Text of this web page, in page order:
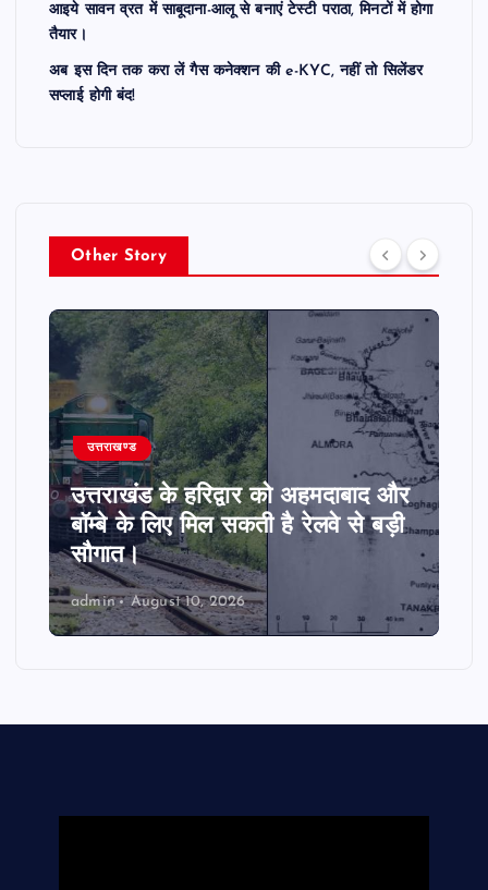
आइये सावन व्रत में साबूदाना-आलू से बनाएं टेस्टी पराठा, मिनटों में होगा
तैयार।
अब इस दिन तक करा लें गैस कनेक्शन की e-KYC, नहीं तो सिलेंडर
सप्लाई होगी बंद!
Other Story
उत्तराखण्ड
उत्तराखंड के हरिद्वार को अहमदाबाद और
बॉम्बे के लिए मिल सकती है रेलवे से बड़ी
सौगात।
admin August 10, 2026